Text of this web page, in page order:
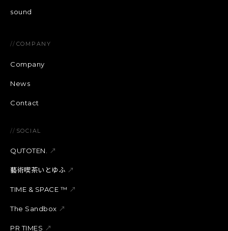
sound
// COMPANY
Company
News
Contact
// SOCIAL
QUTOTEN. ↗
藝術喫茶いとゆふ ↗
TIME & SPACE ™︎ ↗
The Sandbox ↗
PR TIMES ↗